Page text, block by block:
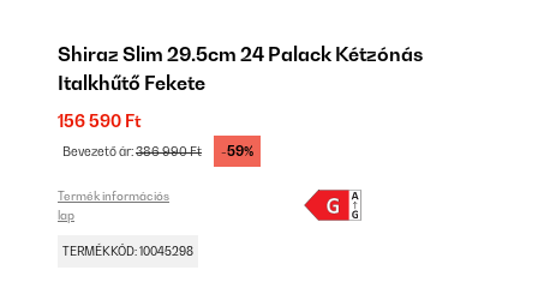
Shiraz Slim 29.5cm 24 Palack Kétzónás
Italkhűtő Fekete
156 590 Ft
Bevezető ár:386 990 Ft -59%
Termék információs
lap
TERMÉKKÓD: 10045298